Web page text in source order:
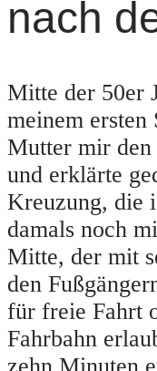
nach
Mitte der 50er
meinem ersten
Mutter mir den
und erklärte
Kreuzung, die
damals noch
Mitte, der mit
den
für freie Fahrt
Fahrbahn